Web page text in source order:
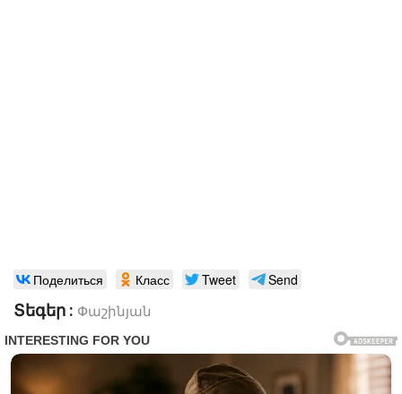
Поделиться Класс Tweet Send
Տեգեր : Փաշինյան